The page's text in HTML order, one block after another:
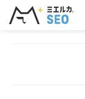
ミエルカTOP ミエ